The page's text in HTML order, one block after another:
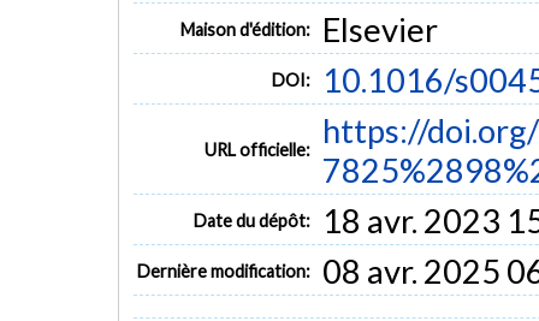
Maison d'édition: Elsevier
DOI: 10.1016/
URL officielle:
https://
Date du dépôt: 18 avr. 2023
Dernière modification: 08 avr. 2025